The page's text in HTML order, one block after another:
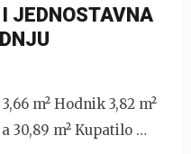
JEDNOSTAVNA
m² Hodnik 3,82 m²
30,89 m² Kupatilo …